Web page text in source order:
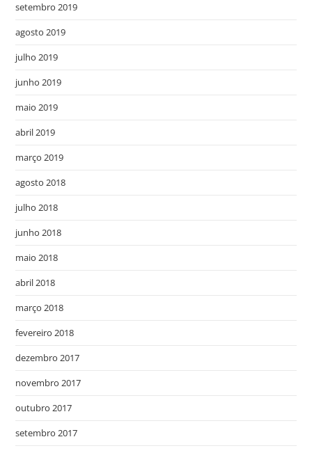
setembro 2019
agosto 2019
julho 2019
junho 2019
maio 2019
abril 2019
março 2019
agosto 2018
julho 2018
junho 2018
maio 2018
abril 2018
março 2018
fevereiro 2018
dezembro 2017
novembro 2017
outubro 2017
setembro 2017